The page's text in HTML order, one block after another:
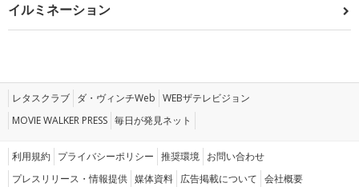
イルミネーション
レタスクラブ ダ・ヴィンチWeb WEBザテレビジョン
MOVIE WALKER PRESS 毎日が発見ネット
利用規約 プライバシーポリシー 推奨環境 お問い合わせ
プレスリリース・情報提供 媒体資料 広告掲載について 会社概要